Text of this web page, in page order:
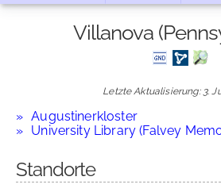
Villanova
Letzte Aktualisierung: 3.
Augustinerkloster
University Library (Falvey
Standorte